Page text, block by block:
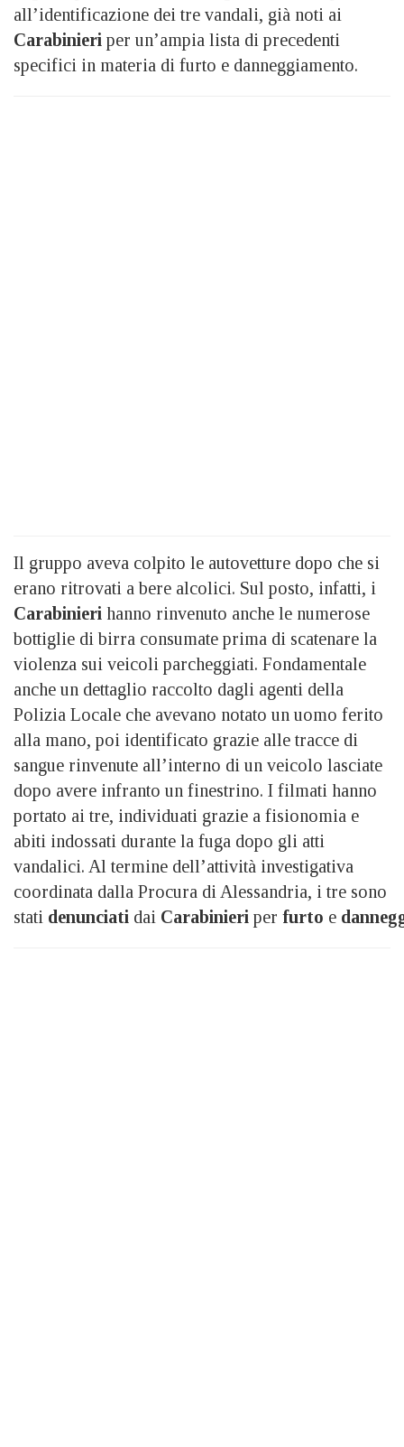
all’identificazione dei tre vandali, già noti ai
Carabinieri per un’ampia lista di precedenti
specifici in materia di furto e danneggiamento.
Il gruppo aveva colpito le autovetture dopo che si
erano ritrovati a bere alcolici. Sul posto, infatti, i
Carabinieri hanno rinvenuto anche le numerose
bottiglie di birra consumate prima di scatenare la
violenza sui veicoli parcheggiati. Fondamentale
anche un dettaglio raccolto dagli agenti della
Polizia Locale che avevano notato un uomo ferito
alla mano, poi identificato grazie alle tracce di
sangue rinvenute all’interno di un veicolo lasciate
dopo avere infranto un finestrino. I filmati hanno
portato ai tre, individuati grazie a fisionomia e
abiti indossati durante la fuga dopo gli atti
vandalici. Al termine dell’attività investigativa
coordinata dalla Procura di Alessandria, i tre sono
stati denunciati dai Carabinieri per furto e